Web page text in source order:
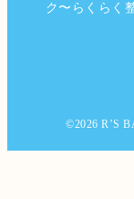
ク〜らくらく
©2026R’S